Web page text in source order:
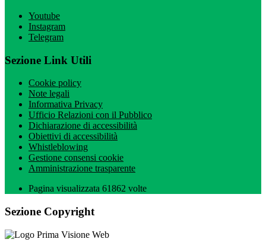
Youtube
Instagram
Telegram
Sezione Link Utili
Cookie policy
Note legali
Informativa Privacy
Ufficio Relazioni con il Pubblico
Dichiarazione di accessibilità
Obiettivi di accessibilità
Whistleblowing
Gestione consensi cookie
Amministrazione trasparente
Pagina visualizzata 61862 volte
Sezione Copyright